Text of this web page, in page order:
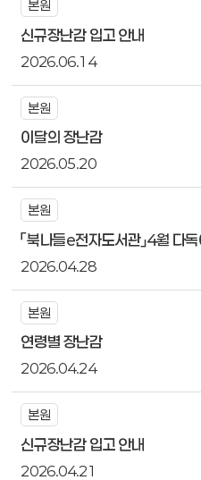
본원
신규장난감 입고 안내
2026.06.14
본원
이달의 장난감
2026.05.20
본원
「북나들e전자도서관」4월 다
2026.04.28
본원
연령별 장난감
2026.04.24
본원
신규장난감 입고 안내
2026.04.21